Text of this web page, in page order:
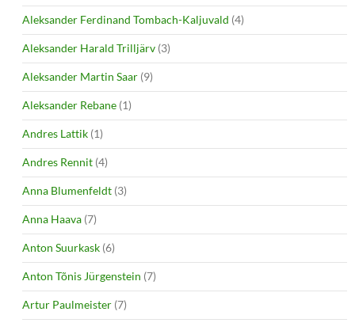
Aleksander Ferdinand Tombach-Kaljuvald (4)
Aleksander Harald Trilljärv (3)
Aleksander Martin Saar (9)
Aleksander Rebane (1)
Andres Lattik (1)
Andres Rennit (4)
Anna Blumenfeldt (3)
Anna Haava (7)
Anton Suurkask (6)
Anton Tõnis Jürgenstein (7)
Artur Paulmeister (7)